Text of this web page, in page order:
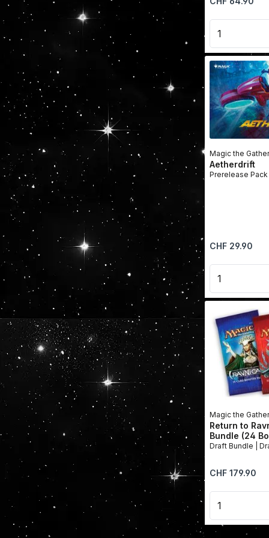
Magic the
Aetherdrift
Regulärer Preis:
CHF 29.90
Magic the
Return to
Bundle (24
Regulärer Preis:
CHF 179.90